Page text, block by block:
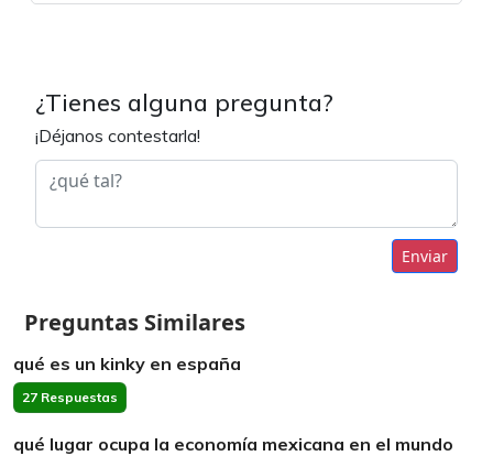
¿Tienes alguna pregunta?
¡Déjanos contestarla!
Enviar
Preguntas Similares
qué es un kinky en españa
27 Respuestas
qué lugar ocupa la economía mexicana en el mundo